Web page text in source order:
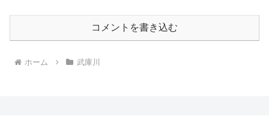
コメントを書き込む
ホーム 武庫川